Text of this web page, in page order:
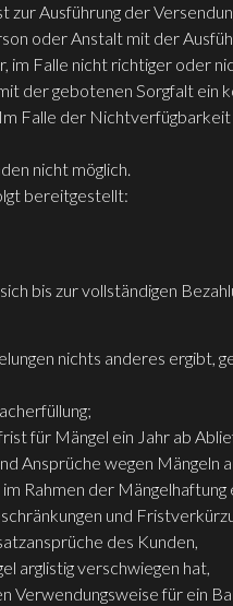
Ausführung der
oder Anstalt mit der
im Falle nicht richtiger oder
der gebotenen Sorgfalt ein
Falle der
nicht möglich.
bereitgestellt:
bis zur vollständigen
nichts anderes
für Mängel ein Jahr ab
Ansprüche wegen Mängeln
Rahmen der
und
des Kunden,
arglistig verschwiegen hat,
Verwendungsweise für ein